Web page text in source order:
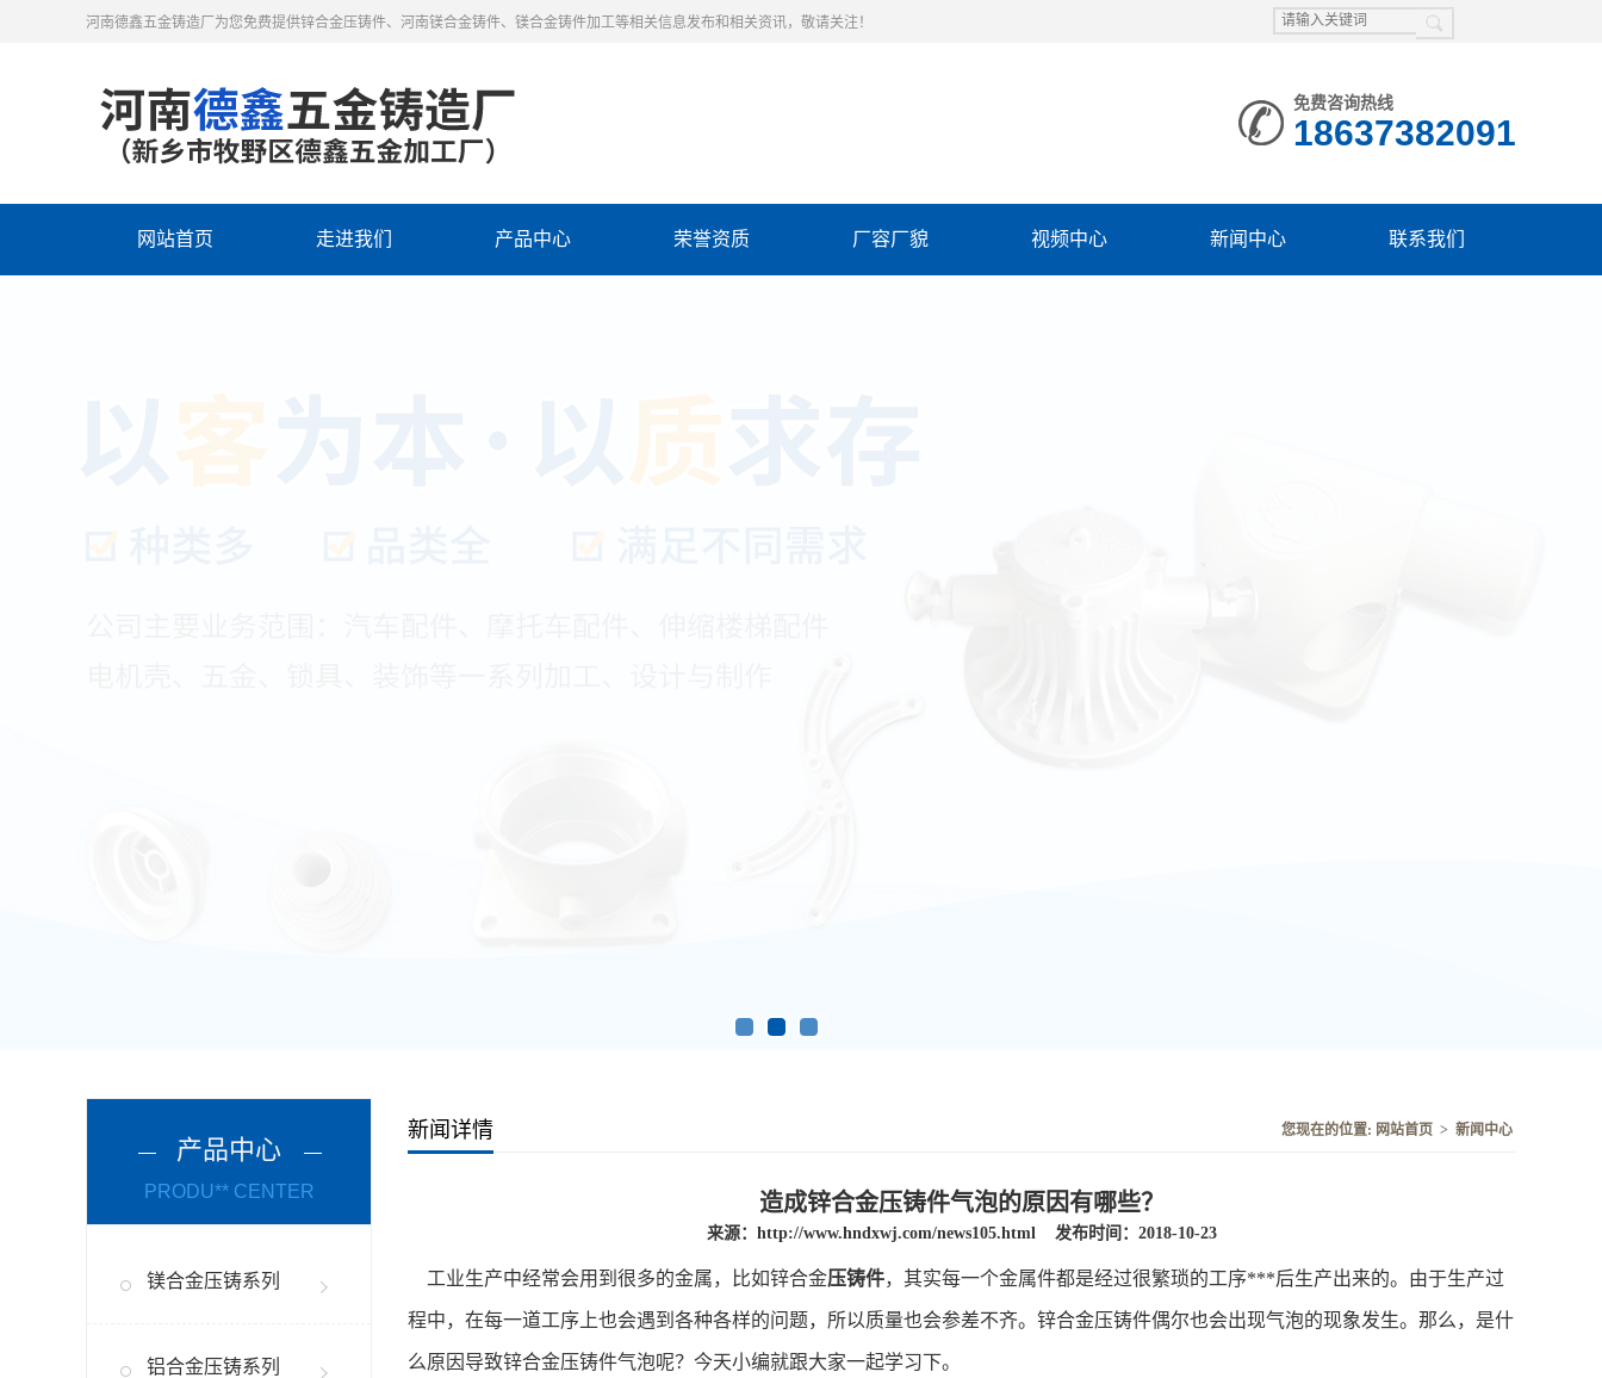
河南德鑫五金铸造厂为您免费提供锌合金压铸件、河南镁合金铸件、镁合金铸件加工等相关信息发布和相关资讯，敬请关注！
免费咨询热线
18637382091
网站首页 走进我们 产品中心 荣誉资质 厂容厂貌 视频中心 新闻中心 联系我们
产品中心
PRODU** CENTER
镁合金压铸系列
铝合金压铸系列
新闻详情 您现在的位置: 网站首页 > 新闻中心
造成锌合金压铸件气泡的原因有哪些？
来源： http://www.hndxwj.com/news105.html 发布时间：2018-10-23
工业生产中经常会用到很多的金属，比如锌合金压铸件，其实每一个金属件都是经过很繁琐的工序***后生产出来的。由于生产过
程中，在每一道工序上也会遇到各种各样的问题，所以质量也会参差不齐。锌合金压铸件偶尔也会出现气泡的现象发生。那么，是什
么原因导致锌合金压铸件气泡呢？今天小编就跟大家一起学习下。